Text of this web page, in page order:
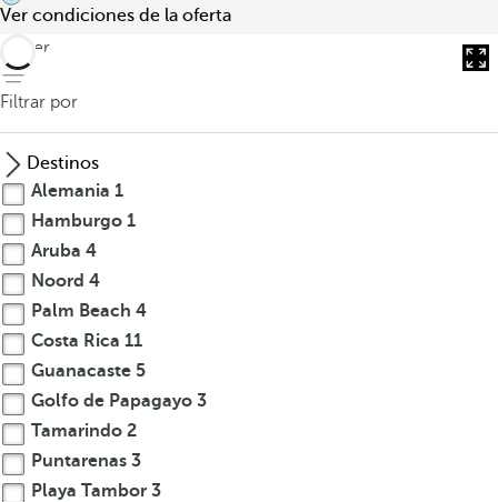
Ver condiciones de la oferta
volver
Filtrar por
Destinos
Alemania 1
Hamburgo 1
Aruba 4
Noord 4
Palm Beach 4
Costa Rica 11
Guanacaste 5
Golfo de Papagayo 3
Tamarindo 2
Puntarenas 3
Playa Tambor 3